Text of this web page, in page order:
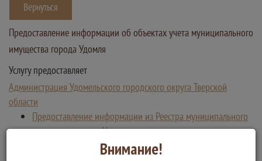
Вернуться
Предоставление информации об объектах учета муниципального
имущества города Удомля
Услугу предоставляет
Администрация Удомельского городского округа Тверской
области
Предоставление информации из Реестра муниципального
имущества города Удомля
Внимание!